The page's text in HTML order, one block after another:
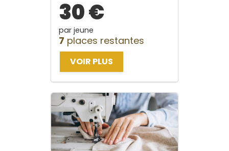
30 €
par jeune
7 places restantes
VOIR PLUS